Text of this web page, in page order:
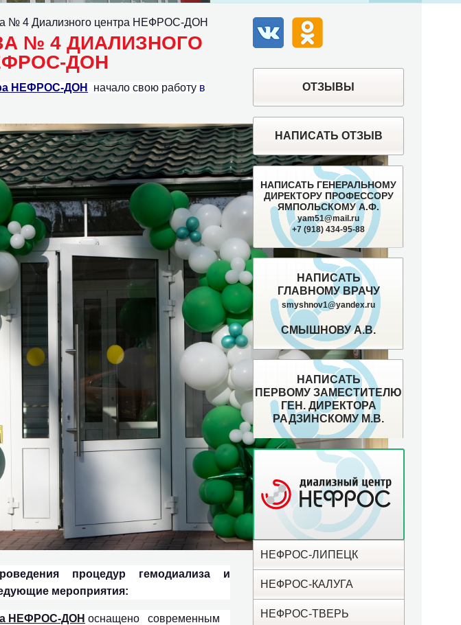
№ 4 Диализного центра НЕФРОС-ДОН
№ 4 ДИАЛИЗНОГО
ДОН
НЕФРОС-ДОН начало свою работу в
процедур гемодиализа и
мероприятия:
НЕФРОС-ДОН оснащено современным
ВК
ОТЗЫВЫ
НАПИСАТЬ ОТЗЫВ
НАПИСАТЬ ГЕНЕРАЛЬНОМУ
ДИРЕКТОРУ ПРОФЕССОРУ
ЯМПОЛЬСКОМУ А.Ф.
yam51@mail.ru
+7 (918) 434-95-88
НАПИСАТЬ
ГЛАВНОМУ ВРАЧУ
smyshnov1@yandex.ru
СМЫШНОВУ А.В.
НАПИСАТЬ
ПЕРВОМУ ЗАМЕСТИТЕЛЮ
ГЕН. ДИРЕКТОРА
РАДЗИНСКОМУ М.В.
НЕФРОС-ЛИПЕЦК
НЕФРОС-КАЛУГА
НЕФРОС-ТВЕРЬ